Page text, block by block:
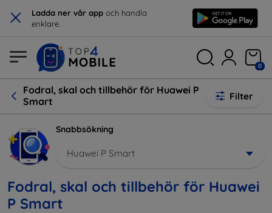
× Ladda ner vår app och handla
enklare.
0
Fodral, skal och tillbehör för Huawei P
Smart
Filter
Snabbsökning
Huawei P Smart
Fodral, skal och tillbehör för Huawei
P Smart